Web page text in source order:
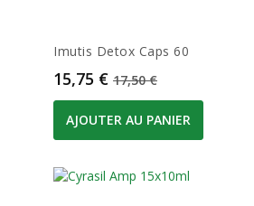
Imutis Detox Caps 60
Prix
15,75 € Prix de base
17,50 €
AJOUTER AU PANIER